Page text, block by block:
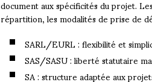
document aux spécificités du projet.
répartition, les modalités de prise de
SARL/EURL : flexibilité et
SAS/SASU : liberté statutaire
SA : structure adaptée aux